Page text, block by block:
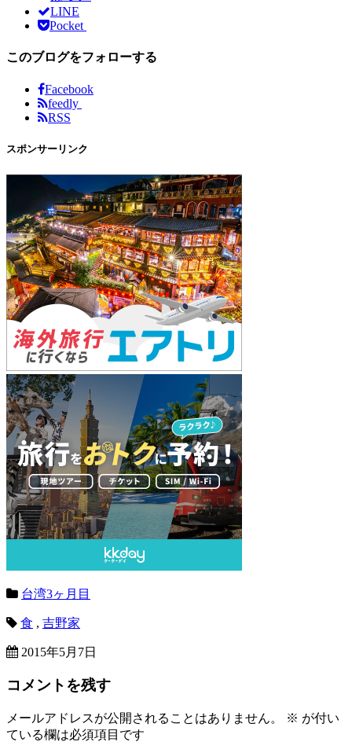
LINE
Pocket
このブログをフォローする
Facebook
feedly
RSS
スポンサーリンク
台湾3ヶ月目
食 , 吉野家
2015年5月7日
コメントを残す
メールアドレスが公開されることはありません。 ※ が付い
ている欄は必須項目です